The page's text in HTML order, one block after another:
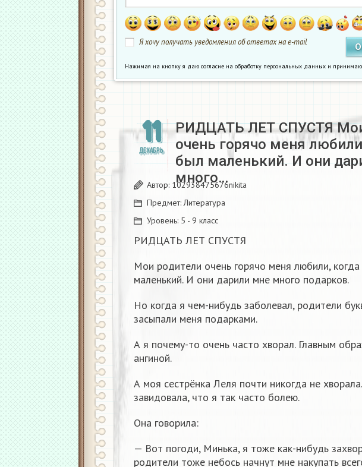
Я хочу получать уведомления об ответах на e-mail
Нажимая на кнопку я даю согласие на обработку персональных данных и принимаю
11
ДЕКАБРЬ
РИДЦАТЬ ЛЕТ СПУСТЯ
очень горячо меня
был маленький. И они
много…
Автор: 102938475676nikita
Предмет:Литература
Уровень: 5 - 9 класс
РИДЦАТЬ ЛЕТ СПУСТЯ
Мои родители очень горячо меня любили,
маленький. И они дарили мне много подарков.
Но когда я чем-нибудь заболевал, родители
засыпали меня подарками.
А я почему-то очень часто хворал. Главным
ангиной.
А моя сестрёнка Леля почти никогда не
завидовала, что я так часто болею.
Она говорила:
— Вот погоди, Минька, я тоже как-нибудь
родители тоже небось начнут мне накупать